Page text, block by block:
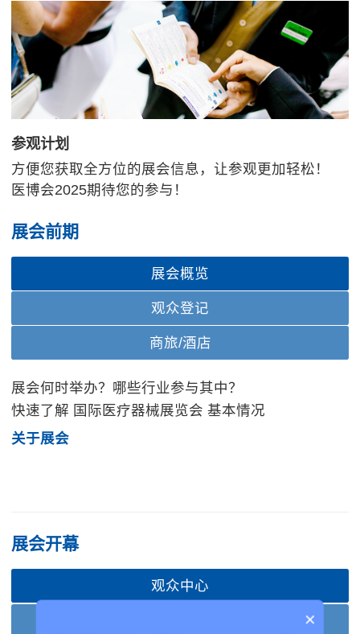
参观计划
方便您获取全方位的展会信息，让参观更加轻松！
医博会2025期待您的参与！
展会前期
展会概览
观众登记
商旅/酒店
展会何时举办？哪些行业参与其中？
快速了解 国际医疗器械展览会 基本情况
关于展会
展会开幕
观众中心
×